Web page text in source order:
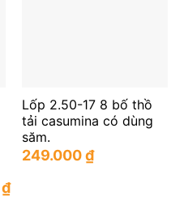
₫
Lốp 2.50-17 8 bố thồ
tải casumina có dùng
săm.
249.000₫